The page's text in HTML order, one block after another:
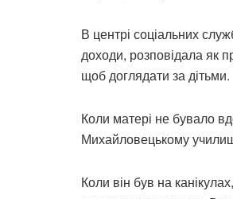
В центрі соціальних
доходи, розповідала як
щоб доглядати за дітьми.
Коли матері не бувало
Михайловецькому
Коли він був на